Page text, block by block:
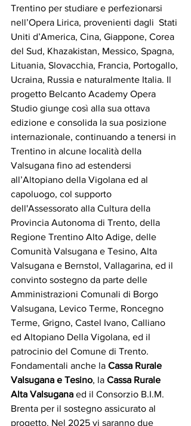
Trentino per studiare e perfezionarsi
nell’Opera Lirica, provenienti dagli  Stati
Uniti d’America, Cina, Giappone, Corea
del Sud, Khazakistan, Messico, Spagna,
Lituania, Slovacchia, Francia, Portogallo,
Ucraina, Russia e naturalmente Italia. Il
progetto Belcanto Academy Opera
Studio giunge così alla sua ottava
edizione e consolida la sua posizione
internazionale, continuando a tenersi in
Trentino in alcune località della
Valsugana fino ad estendersi
all’Altopiano della Vigolana ed al
capoluogo, col supporto
dell'Assessorato alla Cultura della
Provincia Autonoma di Trento, della
Regione Trentino Alto Adige, delle
Comunità Valsugana e Tesino, Alta
Valsugana e Bernstol, Vallagarina, ed il
convinto sostegno da parte delle
Amministrazioni Comunali di Borgo
Valsugana, Levico Terme, Roncegno
Terme, Grigno, Castel Ivano, Calliano
ed Altopiano Della Vigolana, ed il
patrocinio del Comune di Trento.
Fondamentali anche la Cassa Rurale
Valsugana e Tesino, la Cassa Rurale
Alta Valsugana ed il Consorzio B.I.M.
Brenta per il sostegno assicurato al
progetto. Nel 2025 vi saranno due